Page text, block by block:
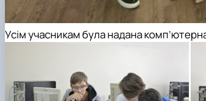
Усім учасникам була надана